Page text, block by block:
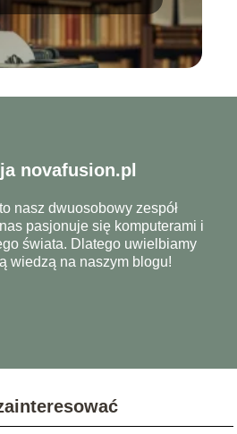
novafusion.pl
nasz dwuosobowy zespół
pasjonuje się komputerami i
świata. Dlatego uwielbiamy
wiedzą na naszym blogu!